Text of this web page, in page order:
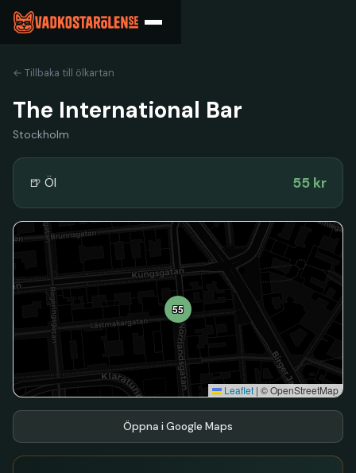
← Tillbaka till ölkartan
The International Bar
Stockholm
🍺 Öl 55 kr
55
Leaflet | © OpenStreetMap
Öppna i Google Maps